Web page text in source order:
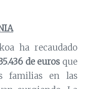
ha recaudado
de eurosque
familias en las